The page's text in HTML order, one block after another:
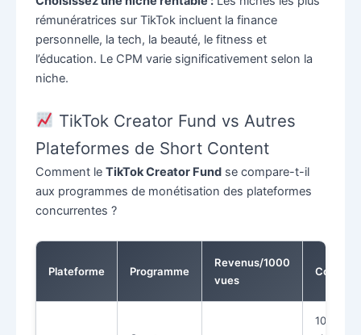
rémunératrices sur TikTok incluent la finance
personnelle, la tech, la beauté, le fitness et
l’éducation. Le CPM varie significativement selon la
niche.
TikTok Creator Fund vs Autres
Plateformes de Short Content
Comment le TikTok Creator Fundse compare-t-il
aux programmes de monétisation des plateformes
concurrentes ?
Plateforme Programme
Revenus/1000
vues
10K